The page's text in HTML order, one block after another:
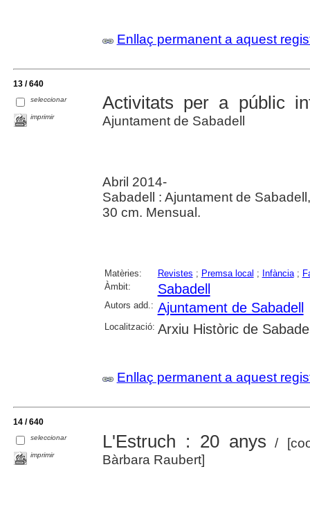
Enllaç permanent a aquest
13 / 640
seleccionar
imprimir
Activitats per a públic
Ajuntament de Sabadell
Abril 2014-
Sabadell : Ajuntament de
30 cm. Mensual.
Matèries: Revistes ; Premsa local ; Infància;
Àmbit:
Sabadell
Autors add.: Ajuntament de Sabadell
Localització: Arxiu Històric de
Enllaç permanent a aquest
14 / 640
seleccionar
imprimir
L'Estruch : 20 anys /
Bàrbara Raubert]